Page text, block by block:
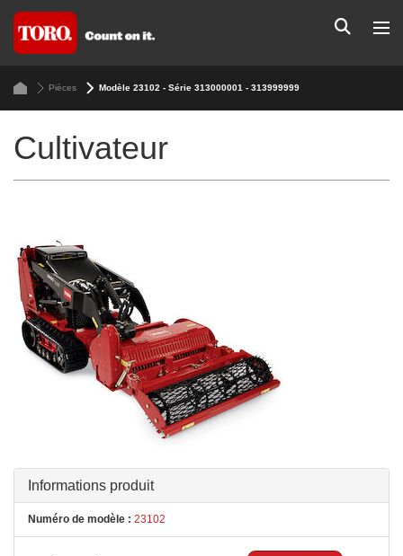
Pièces Modèle 23102 - Série 313000001 - 313999999
Cultivateur
Informations produit
Numéro de modèle : 23102